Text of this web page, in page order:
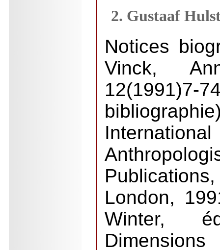
2. Gustaaf
Notices
Vinck,
London,
Winter,